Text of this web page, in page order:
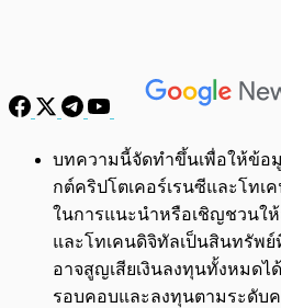
พร้อมเล่น
บทความนี้จัดทำขึ้นเพื่อให้ข้อมู
กต์คริปโตเคอร์เรนซีและโทเ
ในการแนะนำหรือเชิญชวนใ
และโทเคนดิจิทัลเป็นสินทรัพย์
อาจสูญเสียเงินลงทุนทั้งหมด
รอบคอบและลงทุนตามระดับ